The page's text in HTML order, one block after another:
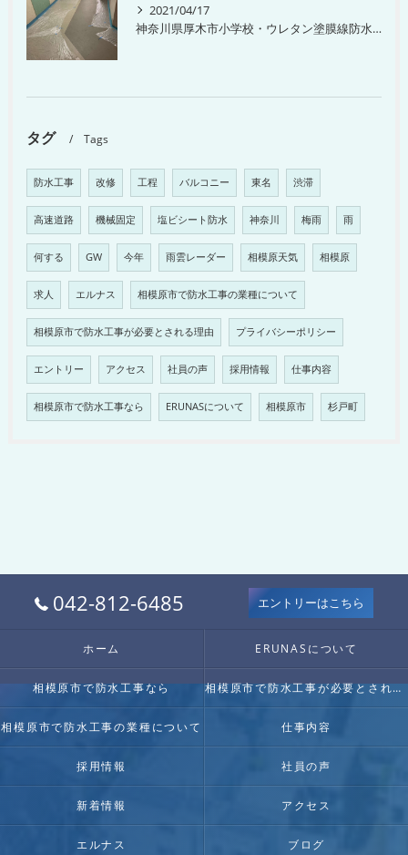
2021/04/17
神奈川県厚木市小学校・ウレタン塗膜線防水工事
タグ Tags
防水工事 改修 工程 バルコニー 東名 渋滞
高速道路 機械固定 塩ビシート防水 神奈川 梅雨 雨
何する GW 今年 雨雲レーダー 相模原天気 相模原
求人 エルナス 相模原市で防水工事の業種について
相模原市で防水工事が必要とされる理由 プライバシーポリシー
エントリー アクセス 社員の声 採用情報 仕事内容
相模原市で防水工事なら ERUNASについて 相模原市 杉戸町
042-812-6485 エントリーはこちら
ホーム ERUNASについて
相模原市で防水工事なら 相模原市で防水工事が必要とされる理由
相模原市で防水工事の業種について 仕事内容
採用情報 社員の声
新着情報 アクセス
エルナス ブログ